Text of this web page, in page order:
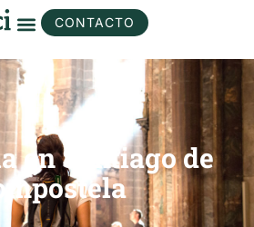
CONTACTO
en Santiago de